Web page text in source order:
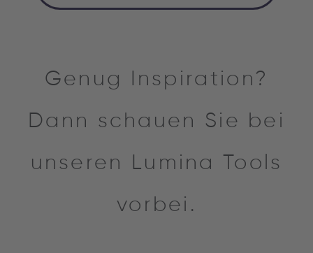
Genug Inspiration?
Dann schauen Sie bei
unseren Lumina Tools
vorbei.